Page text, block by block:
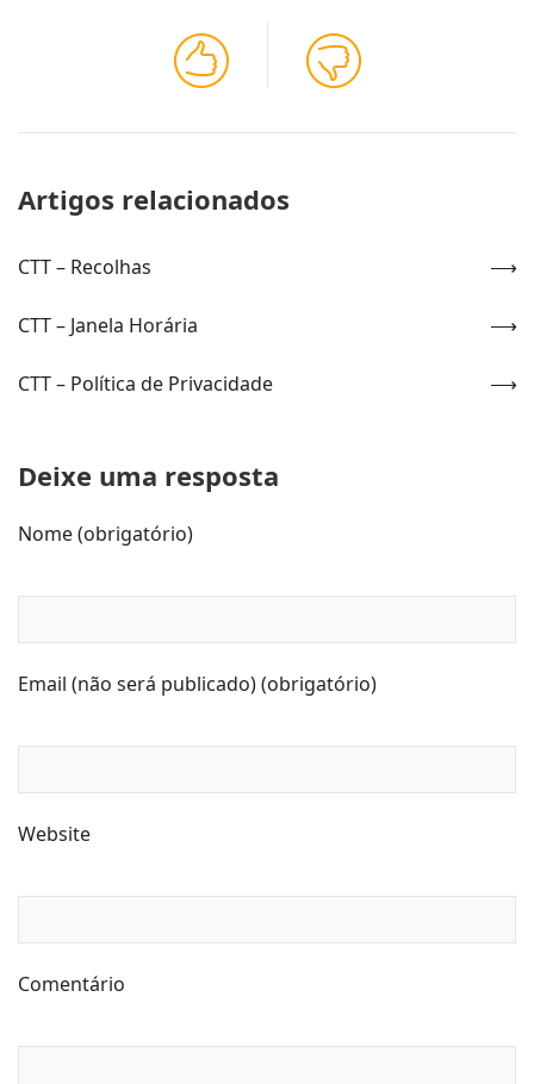
Artigos relacionados
CTT – Recolhas
CTT – Janela Horária
CTT – Política de Privacidade
Deixe uma resposta
Nome (obrigatório)
Email (não será publicado) (obrigatório)
Website
Comentário